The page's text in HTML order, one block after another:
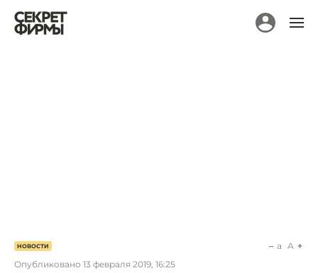
НОВОСТИ
Опубликовано 13 февраля 2019, 16:25
a A